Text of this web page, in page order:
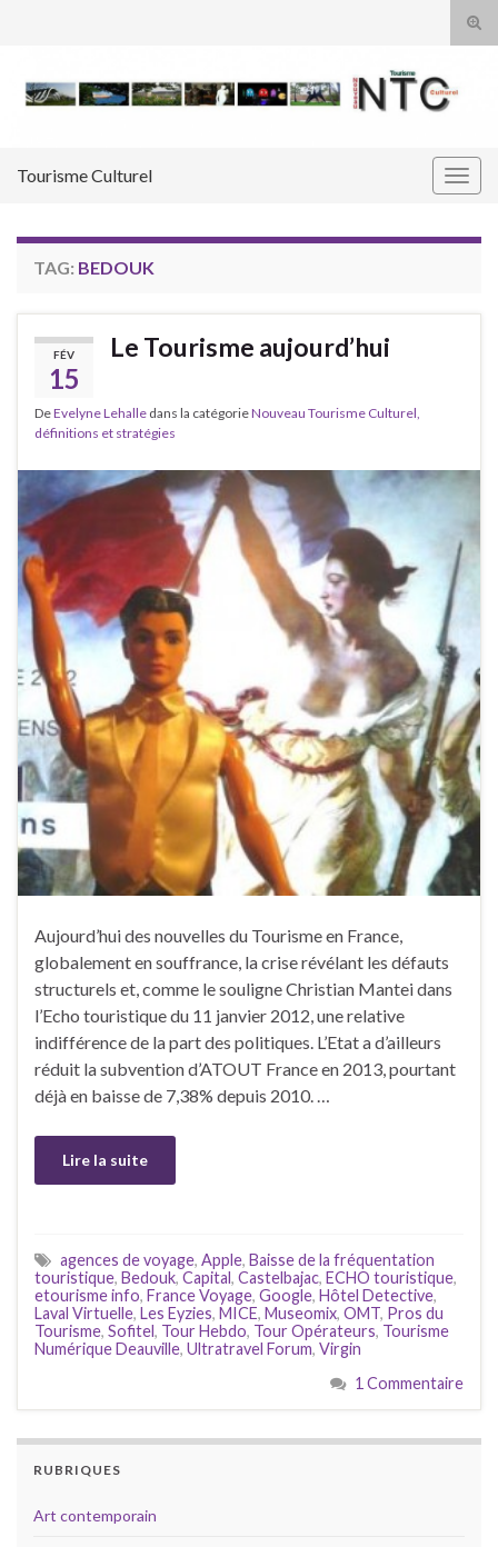
Tourisme Culturel
TAG: BEDOUK
FÉV
15
Le Tourisme aujourd’hui
DeEvelyne Lehalle dans la catégorieNouveau Tourisme Culturel,
définitions et stratégies
Aujourd’hui des nouvelles du Tourisme en France,
globalement en souffrance, la crise révélant les défauts
structurels et, comme le souligne Christian Mantei dans
l’Echo touristique du 11 janvier 2012, une relative
indifférence de la part des politiques. L’Etat a d’ailleurs
réduit la subvention d’ATOUT France en 2013, pourtant
déjà en baisse de 7,38% depuis 2010. …
Lire la suite
agences de voyage, Apple, Baisse de la fréquentation
touristique, Bedouk, Capital, Castelbajac, ECHO touristique,
etourisme info, France Voyage, Google, Hôtel Detective,
Laval Virtuelle, Les Eyzies, MICE, Museomix, OMT, Pros du
Tourisme, Sofitel, Tour Hebdo, Tour Opérateurs, Tourisme
Numérique Deauville, Ultratravel Forum, Virgin
1 Commentaire
RUBRIQUES
Art contemporain